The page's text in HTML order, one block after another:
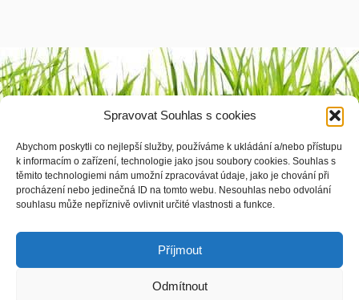
Spravovat Souhlas s cookies
Abychom poskytli co nejlepší služby, používáme k ukládání a/nebo přístupu
k informacím o zařízení, technologie jako jsou soubory cookies. Souhlas s
těmito technologiemi nám umožní zpracovávat údaje, jako je chování při
procházení nebo jedinečná ID na tomto webu. Nesouhlas nebo odvolání
souhlasu může nepříznivě ovlivnit určité vlastnosti a funkce.
Příjmout
Odmítnout
© vyrobilaSoftmedia.cz|Zásady cookies|Prohlášení o ochraně osobních údajů